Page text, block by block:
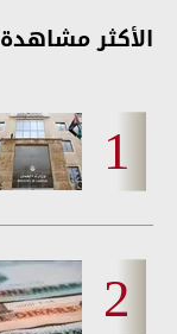
الأكثر مشاهدة